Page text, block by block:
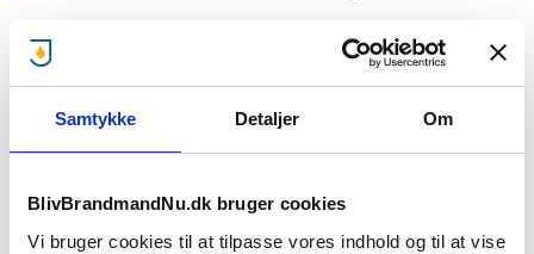
Samtykke Detaljer Om
BlivBrandmandNu.dk bruger cookies
Vi bruger cookies til at tilpasse vores indhold og til at vise
Falck Bramming
Stationen søger ikke lige nu..